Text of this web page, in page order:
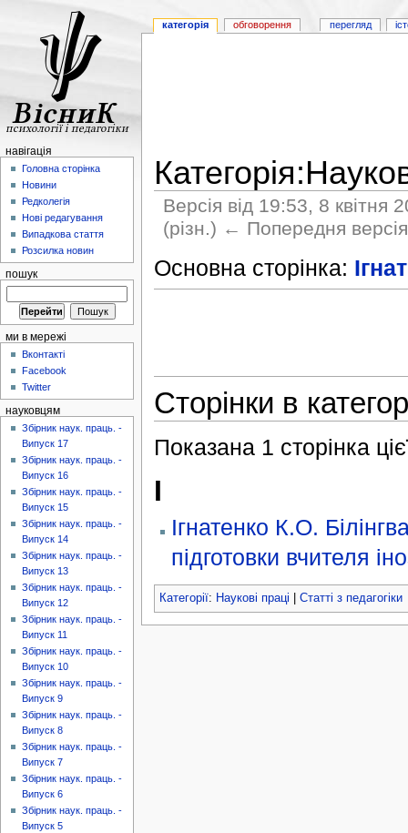
Версія від 19:53, 8 квітня
(різн.) ← Попередня
Основна сторінка:
Сторінки в
Показана 1 сторінка
І
Ігнатенко К.О.
підготовки вчителя
Категорії: Наукові праці Статті з педагогіки
категорія обговорення перегляд
навігація
Головна сторінка
Новини
Редколегія
Нові редагування
Випадкова стаття
Розсилка новин
пошук
ми в мережі
Вконтакті
Facebook
Twitter
науковцям
Збірник наук. праць. -
Випуск 17
Збірник наук. праць. -
Випуск 16
Збірник наук. праць. -
Випуск 15
Збірник наук. праць. -
Випуск 14
Збірник наук. праць. -
Випуск 13
Збірник наук. праць. -
Випуск 12
Збірник наук. праць. -
Випуск 11
Збірник наук. праць. -
Випуск 10
Збірник наук. праць. -
Випуск 9
Збірник наук. праць. -
Випуск 8
Збірник наук. праць. -
Випуск 7
Збірник наук. праць. -
Випуск 6
Збірник наук. праць. -
Випуск 5